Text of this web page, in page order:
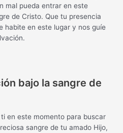
mal pueda entrar en este
de Cristo. Que tu presencia
habite en este lugar y nos guíe
bajo la sangre de
en este momento para buscar
sangre de tu amado Hijo,